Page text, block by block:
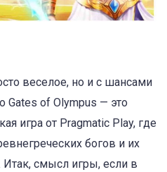
веселое, но и с шансами
Gates of Olympus — это
игра от Pragmatic Play, где
богов и их
Итак, смысл игры, если в